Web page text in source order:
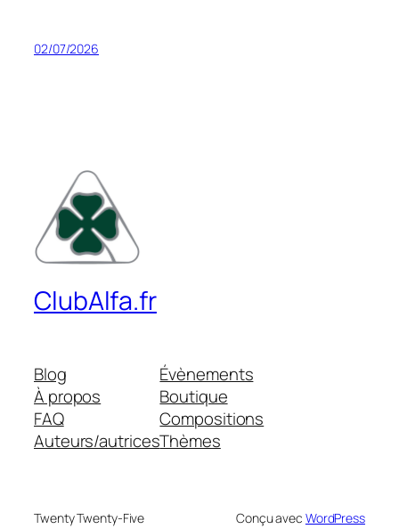
02/07/2026
ClubAlfa.fr
Blog
À propos
FAQ
Auteurs/autrices
Évènements
Boutique
Compositions
Thèmes
Twenty Twenty-Five Conçu avec WordPress